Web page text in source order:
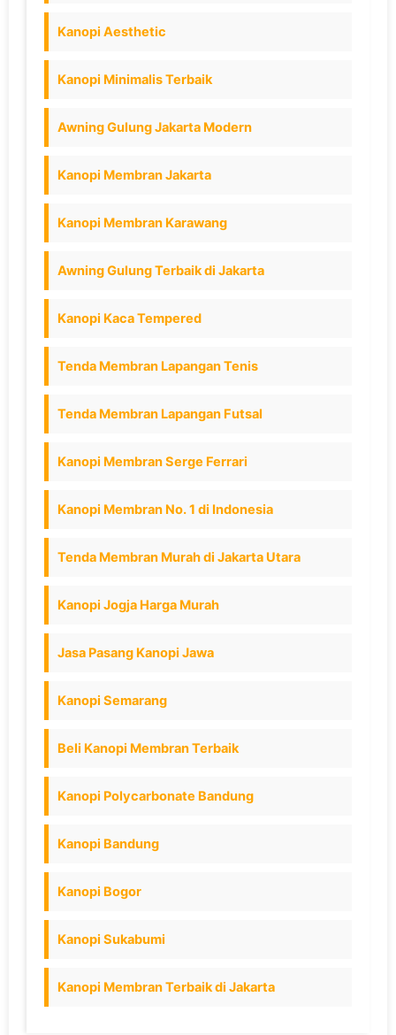
Kanopi Aesthetic
Kanopi Minimalis Terbaik
Awning Gulung Jakarta Modern
Kanopi Membran Jakarta
Kanopi Membran Karawang
Awning Gulung Terbaik di Jakarta
Kanopi Kaca Tempered
Tenda Membran Lapangan Tenis
Tenda Membran Lapangan Futsal
Kanopi Membran Serge Ferrari
Kanopi Membran No. 1 di Indonesia
Tenda Membran Murah di Jakarta Utara
Kanopi Jogja Harga Murah
Jasa Pasang Kanopi Jawa
Kanopi Semarang
Beli Kanopi Membran Terbaik
Kanopi Polycarbonate Bandung
Kanopi Bandung
Kanopi Bogor
Kanopi Sukabumi
Kanopi Membran Terbaik di Jakarta